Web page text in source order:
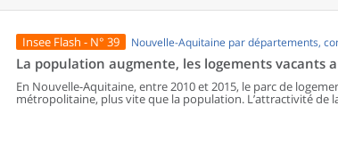
développées. Pour leur part, emplois aidés et
contrat sont généralement associées à davantage de
une moindre rémunération. Les plus jeunes, les moins
les salariés les plus exposés à ces formes d’emploi.
Insee Flash - N° 39 Nouvelle-Aquitaine par départements,
La population augmente, les logements vacants
En Nouvelle-Aquitaine, entre 2010 et 2015, le parc de
métropolitaine, plus vite que la population. L’attractivité de
des résidences principales que des secondaires, mais ce